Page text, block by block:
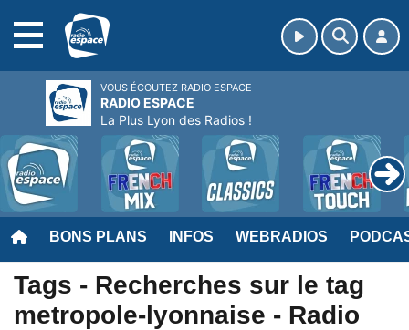
BONS PLANS INFOS WEBRADIOS
Tags - Recherches sur le tag
metropole-lyonnaise - Radio
VOUS ÉCOUTEZ RADIO ESPACE
RADIO ESPACE
La Plus Lyon des Radios !